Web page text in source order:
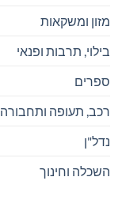
מזון ומשקאות
בילוי, תרבות ופנאי
ספרים
רכב, תעופה ותחבורה
נדל"ן
השכלה וחינוך